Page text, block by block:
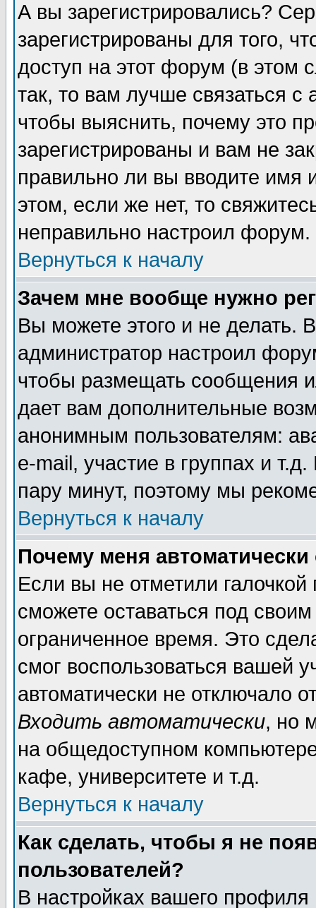
А вы зарегистрировались?
зарегистрированы для того,
доступ на этот форум (в этом
так, то вам лучше связаться
чтобы выяснить, почему это
зарегистрированы и вам не
правильно ли вы вводите
этом, если же нет, то
неправильно настроил форум.
Вернуться к началу
Зачем мне вообще нужно
Вы можете этого и не делать.
администратор настроил
чтобы размещать сообщения
дает вам дополнительные
анонимным пользователям:
e-mail, участие в группах и
пару минут, поэтому мы
Вернуться к началу
Почему меня автоматически
Если вы не отметили галочкой
сможете оставаться под
ограниченное время. Это
смог воспользоваться вашей
автоматически не отключало
Входить автоматически, но
на общедоступном
кафе, университете и т.д.
Вернуться к началу
Как сделать, чтобы я не
пользователей?
В настройках вашего